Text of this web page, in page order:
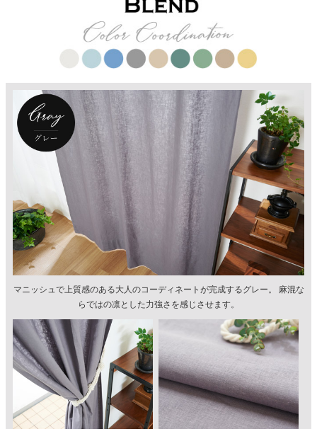
マニッシュで上質感のある大人のコーディネートが完成するグレー。 麻混な
らではの凛とした力強さを感じさせます。